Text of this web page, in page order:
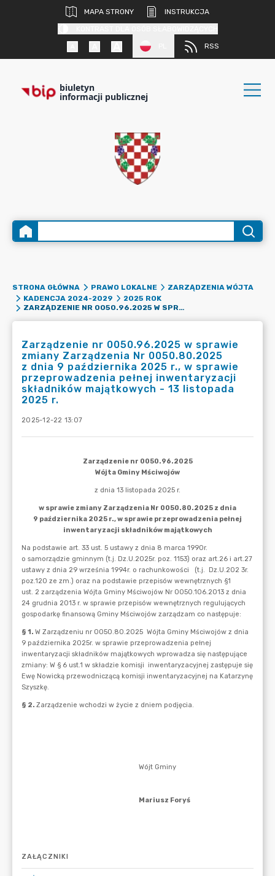
MAPA STRONY
INSTRUKCJA
RSS
biuletyn
informacji publicznej
STRONA GŁÓWNA PRAWO LOKALNE
ZARZĄDZENIA WÓJTA
KADENCJA 2024-2029
2025 ROK
ZARZĄDZENIE NR 0050.96.2025 W SPRAWIE ZMIANY ZARZĄDZENIA NR 0050.80.2025 Z DNIA 9 PAŹDZIERNIKA 2025 R., W SPRAWIE PRZEPROWADZENIA PEŁNEJ INWENTARYZACJI SKŁADNIKÓW MAJĄTKOWYCH - 13 LISTOPADA 2025 R.
Zarządzenie nr 0050.96.2025 w sprawie
zmiany Zarządzenia Nr 0050.80.2025
z dnia 9 października 2025 r., w sprawie
przeprowadzenia pełnej inwentaryzacji
składników majątkowych - 13 listopada
2025 r.
2025-12-22 13:07
ZAŁĄCZNIKI